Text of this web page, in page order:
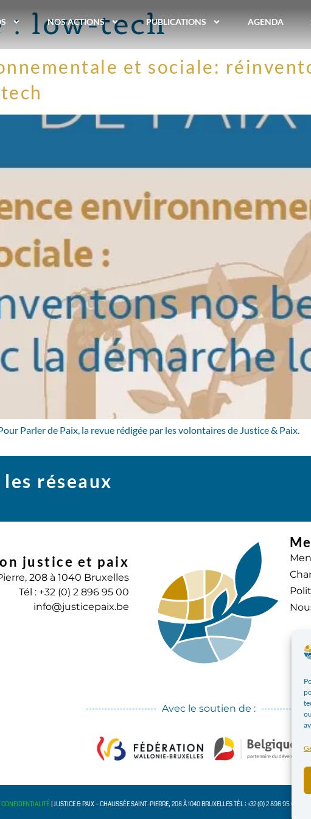
NOS ACTIONS PUBLICATIONS AGENDA
:low-tech
et sociale:
Parler de Paix, la revue rédigée par les volontaires de Justice & Paix.
réseaux
justice et paix
208 à 1040 Bruxelles
Tél : +32 (0) 2 896 95 00
info@justicepaix.be
Avec le soutien de :
| JUSTICE & PAIX – CHAUSSÉE SAINT-PIERRE, 208 À 1040 BRUXELLES TÉL : +32 (0) 2 896 95 00